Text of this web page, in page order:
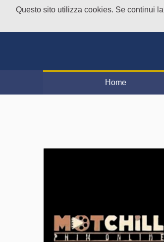
Questo sito utilizza cookies. Se continui
Home